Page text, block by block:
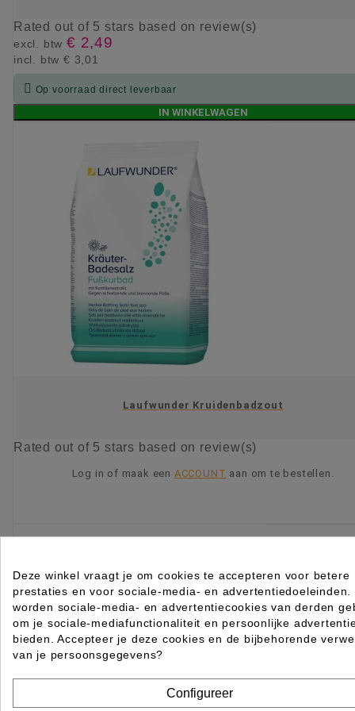
Rated out of 5 stars based on review(s)
excl. btw € 2,49
incl. btw € 3,01
 Op voorraad direct leverbaar
IN WINKELWAGEN
Laufwunder Kruidenbadzout
Rated out of 5 stars based on review(s)
Log in of maak een ACCOUNT aan om te bestellen.
Deze winkel vraagt je om cookies te accepteren voor betere
prestaties en voor sociale-media- en advertentiedoeleinden.
worden sociale-media- en advertentiecookies van derden
om je sociale-mediafunctionaliteit en persoonlijke
bieden. Accepteer je deze cookies en de bijbehorende
van je persoonsgegevens?
Configureer